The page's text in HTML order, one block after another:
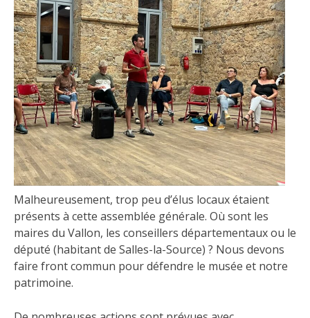
Malheureusement, trop peu d’élus locaux étaient
présents à cette assemblée générale. Où sont les
maires du Vallon, les conseillers départementaux ou le
député (habitant de Salles-la-Source) ? Nous devons
faire front commun pour défendre le musée et notre
patrimoine.